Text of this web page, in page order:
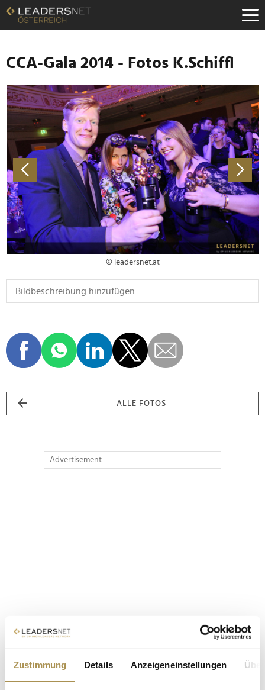
Zustimmung Details Anzeigeneinstellungen
Zum
Inhalt
Zur
Navigation
Zur
Hauptnavigation
CCA-Gala 2014 - Fotos K.Schiffl
© leadersnet.at
ALLE FOTOS
Advertisement